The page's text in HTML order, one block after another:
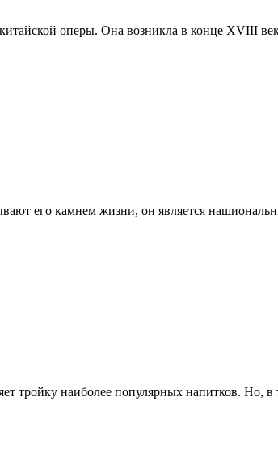
оперы. Она возникла в конце XVIII
его камнем жизни, он является
тройку наиболее популярных напитков. Но, в